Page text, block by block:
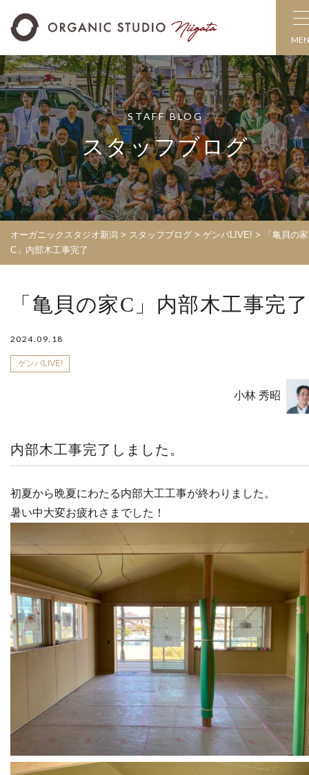
STAFF BLOG
スタッフブログ
オーガニックスタジオ新潟 > スタッフブログ > ゲンバLIVE! >
「亀貝の家
C」内部木工事完了
「亀貝の家C」内部木工事完了
2024.09.18
ゲンバLIVE!
小林 秀昭
内部木工事完了しました。
初夏から晩夏にわたる内部大工工事が終わりました。
暑い中大変お疲れさまでした！